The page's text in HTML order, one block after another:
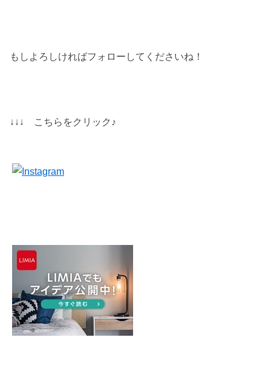
もしよろしければフォローしてくださいね！
↓↓↓ こちらをクリック♪